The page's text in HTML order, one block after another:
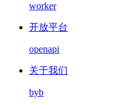
worker
开放平台
openapi
关于我们
byb